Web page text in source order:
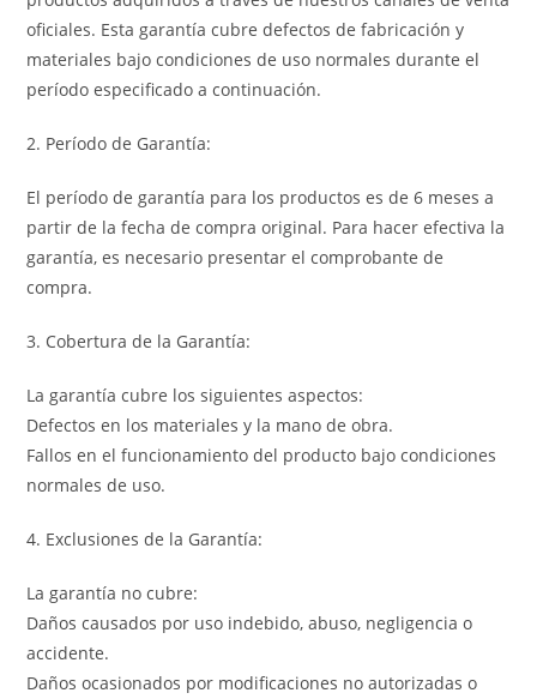
oficiales. Esta garantía cubre defectos de fabricación y
materiales bajo condiciones de uso normales durante el
período especificado a continuación.
2. Período de Garantía:
El período de garantía para los productos es de 6 meses a
partir de la fecha de compra original. Para hacer efectiva la
garantía, es necesario presentar el comprobante de
compra.
3. Cobertura de la Garantía:
La garantía cubre los siguientes aspectos:
Defectos en los materiales y la mano de obra.
Fallos en el funcionamiento del producto bajo condiciones
normales de uso.
4. Exclusiones de la Garantía:
La garantía no cubre:
Daños causados por uso indebido, abuso, negligencia o
accidente.
Daños ocasionados por modificaciones no autorizadas o